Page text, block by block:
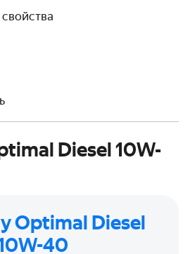
Diesel 10W-
Optimal Diesel
40